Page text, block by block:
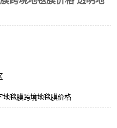
地毯膜跨境地毯膜价格